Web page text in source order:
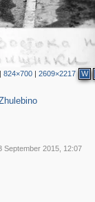
824×700| 2609×2217 W
September 2015, 12:07